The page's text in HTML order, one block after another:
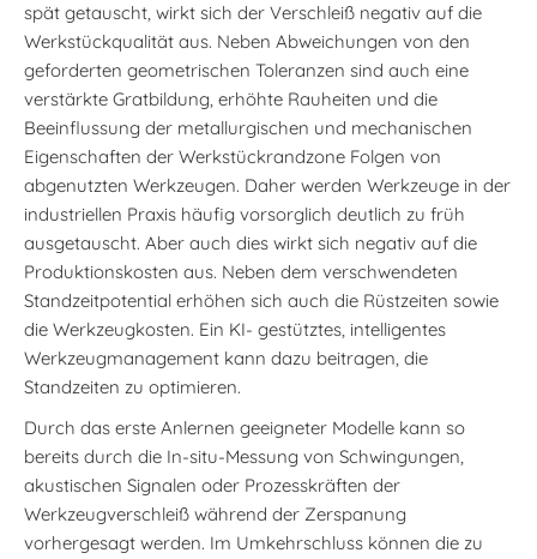
spät getauscht, wirkt sich der Verschleiß negativ auf die
Werkstückqualität aus. Neben Abweichungen von den
geforderten geometrischen Toleranzen sind auch eine
verstärkte Gratbildung, erhöhte Rauheiten und die
Beeinflussung der metallurgischen und mechanischen
Eigenschaften der Werkstückrandzone Folgen von
abgenutzten Werkzeugen. Daher werden Werkzeuge in der
industriellen Praxis häufig vorsorglich deutlich zu früh
ausgetauscht. Aber auch dies wirkt sich negativ auf die
Produktionskosten aus. Neben dem verschwendeten
Standzeitpotential erhöhen sich auch die Rüstzeiten sowie
die Werkzeugkosten. Ein KI- gestütztes, intelligentes
Werkzeugmanagement kann dazu beitragen, die
Standzeiten zu optimieren.
Durch das erste Anlernen geeigneter Modelle kann so
bereits durch die In-situ-Messung von Schwingungen,
akustischen Signalen oder Prozesskräften der
Werkzeugverschleiß während der Zerspanung
vorhergesagt werden. Im Umkehrschluss können die zu